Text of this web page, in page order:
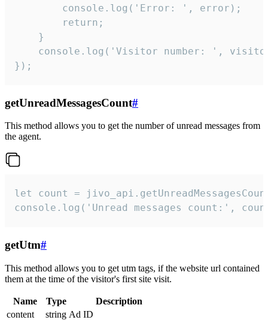
        console.log('Error: ', error);
        return;
    }
console.log('Visitor number: ',
});
getUnreadMessagesCount#
This method allows you to get the number of unread messages from
the agent.
let count =
console.log('Unread messages count:',
getUtm#
This method allows you to get utm tags, if the website url contained
them at the time of the visitor's first site visit.
Name Type
Description
content
string Ad ID